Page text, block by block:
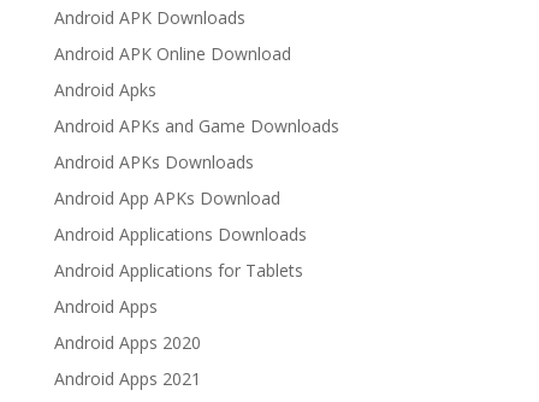
Android APK Downloads
Android APK Online Download
Android Apks
Android APKs and Game Downloads
Android APKs Downloads
Android App APKs Download
Android Applications Downloads
Android Applications for Tablets
Android Apps
Android Apps 2020
Android Apps 2021